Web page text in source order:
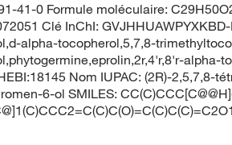
41-0 Formule moléculaire:
Clé InChI:
alpha-tocopherol,5,7,8-
alpha-
Nom IUPAC: (2R)-2,5,7,8-
6-ol SMILES: